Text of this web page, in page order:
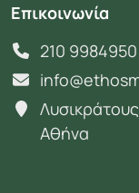
Επικοινωνία
210 9984950
Αθήνα